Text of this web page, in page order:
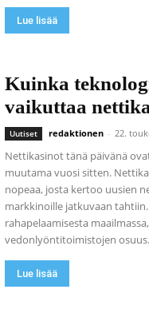
Lue lisää
Kuinka
vaikuttaa
Uutiset redaktionen - 22.
Nettikasinot tänä päivänä
muutama vuosi sitten.
nopeaa, josta kertoo uusien
markkinoille jatkuvaan
rahapelaamisesta
vedonlyöntitoimistojen
Lue lisää